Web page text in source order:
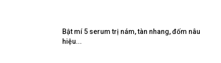
Bật mí 5 serum trị nám, tàn nhang, đốm nâu
hiệu...